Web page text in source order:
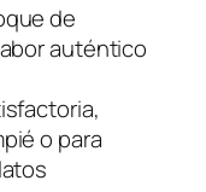
de
auténtico
o para